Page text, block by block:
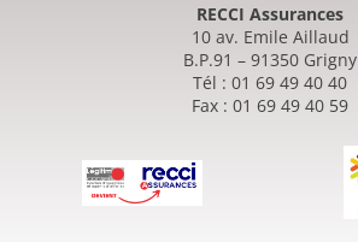
RECCI Assurances
10 av. Emile Aillaud
B.P.91 – 91350 Grigny
Tél : 01 69 49 40 40
Fax : 01 69 49 40 59